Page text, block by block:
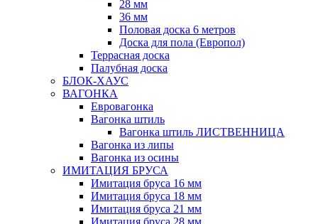
28 мм
36 мм
Половая доска 6 метров
Доска для пола (Европол)
Террасная доска
Палубная доска
БЛОК-ХАУС
ВАГОНКА
Евровагонка
Вагонка штиль
Вагонка штиль ЛИСТВЕННИЦА
Вагонка из липы
Вагонка из осины
ИМИТАЦИЯ БРУСА
Имитация бруса 16 мм
Имитация бруса 18 мм
Имитация бруса 21 мм
Имитация бруса 28 мм